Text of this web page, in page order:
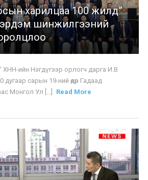
харилцаа 100 жилд”
шинжилгээний
ХНН-ийн Нэгдүгээр орлогч дарга И.В
сарын 19-ний өдөр Гадаад
Монгол Ул [...]
Read More